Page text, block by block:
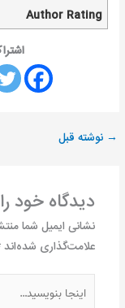
Author Rating
→ نوشته قبل
دیدگاه‌ خود
نشانی ایمیل شما
علامت‌گذاری شده‌اند
بنویسید…